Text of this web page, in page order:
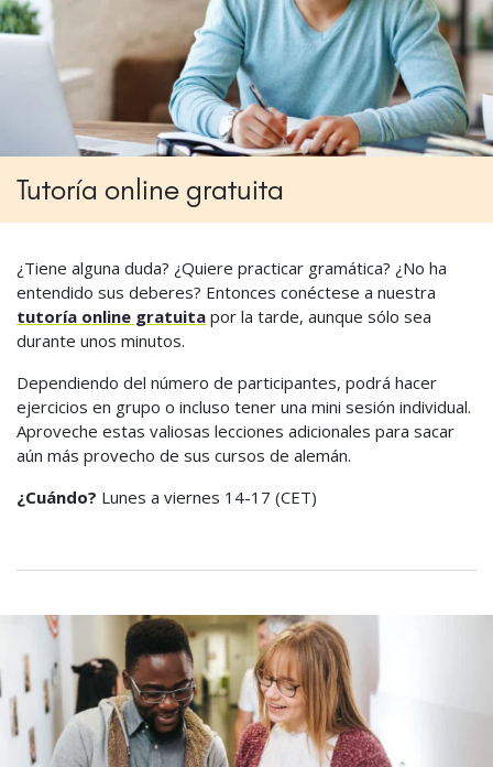
Tutoría online gratuita
¿Tiene alguna duda? ¿Quiere practicar gramática? ¿No ha
entendido sus deberes? Entonces conéctese a nuestra
tutoría online gratuita por la tarde, aunque sólo sea
durante unos minutos.
Dependiendo del número de participantes, podrá hacer
ejercicios en grupo o incluso tener una mini sesión individual.
Aproveche estas valiosas lecciones adicionales para sacar
aún más provecho de sus cursos de alemán.
¿Cuándo? Lunes a viernes 14-17 (CET)